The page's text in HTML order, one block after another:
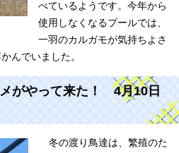
べているようです。今年から
使用しなくなるプールでは、
一羽のカルガモが気持ちよさ
んでいました。
がやって来た！ 4月10日
冬の渡り鳥達は、繁殖のた